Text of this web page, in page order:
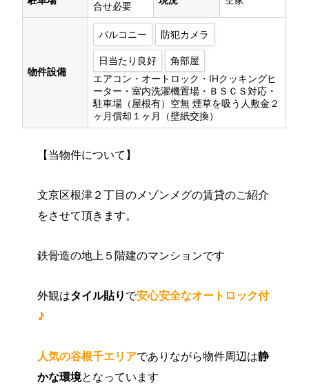
合せ必要
物件設備
バルコニー 防犯カメラ
日当たり良好 角部屋
エアコン・オートロック・IHクッキングヒ
ーター・室内洗濯機置場・ＢＳＣＳ対応・
駐車場（屋根有）空無 煙草を吸う人敷金２
ヶ月償却１ヶ月（壁紙交換）
【当物件について】
文京区根津２丁目のメゾンメグの賃貸のご紹介
をさせて頂きます。
鉄骨造の地上５階建のマンションです
外観はタイル貼り で安心安全なオートロック付
♪
人気の谷根千エリアでありながら物件周辺は静
かな環境となっています